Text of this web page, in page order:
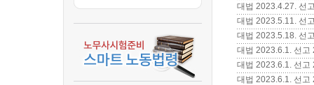
대법 2023.4.27. 선
대법 2023.5.11. 선
대법 2023.5.18. 선
대법 2023.6.1. 선고
대법 2023.6.1. 선고
대법 2023.6.1. 선고